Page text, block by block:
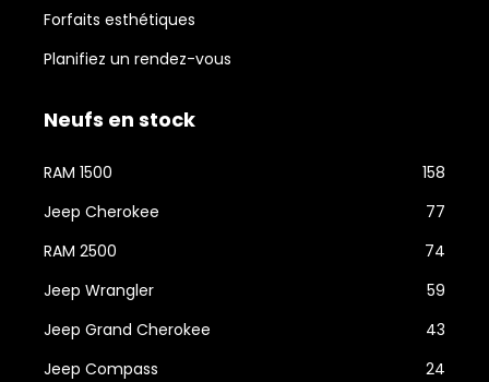
Forfaits esthétiques
Planifiez un rendez-vous
Neufs en stock
RAM 1500
158
Jeep Cherokee
77
RAM 2500
74
Jeep Wrangler
59
Jeep Grand Cherokee
43
Jeep Compass
24